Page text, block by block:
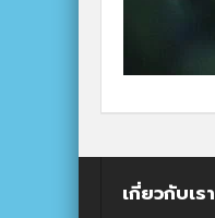
เกี่ยวกับเรา